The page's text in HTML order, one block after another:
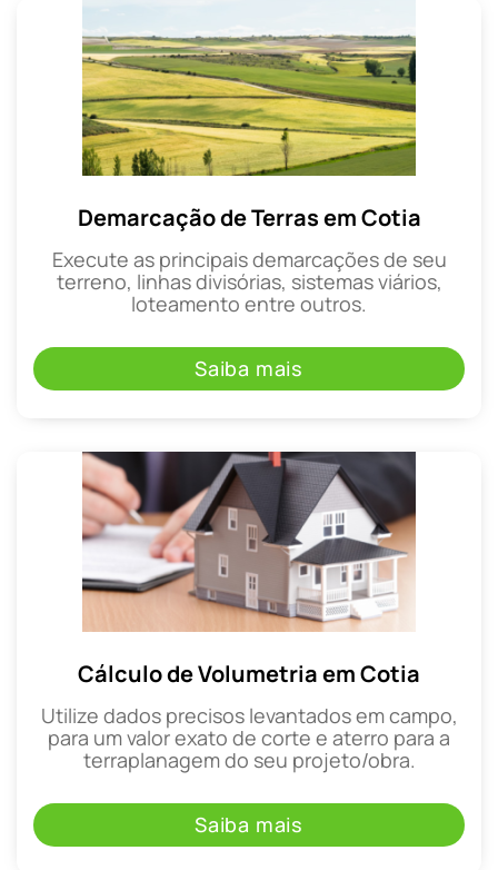
Demarcação de Terras em Cotia
Execute as principais demarcações de seu
terreno, linhas divisórias, sistemas viários,
loteamento entre outros.
Saiba mais
Cálculo de Volumetria em Cotia
Utilize dados precisos levantados em campo,
para um valor exato de corte e aterro para a
terraplanagem do seu projeto/obra.
Saiba mais